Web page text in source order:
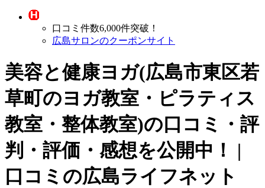
口コミ件数6,000件突破！
広島サロンのクーポンサイト
美容と健康ヨガ(広島市東区若
草町のヨガ教室・ピラティス
教室・整体教室)の口コミ・評
判・評価・感想を公開中！ |
口コミの広島ライフネット